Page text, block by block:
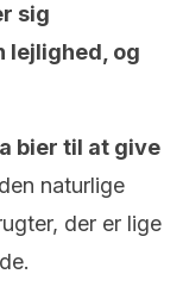
sig
lejlighed, og
bier til at give
naturlige
der er lige